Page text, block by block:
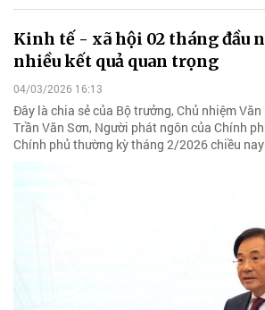
Kinh tế - xã hội 02 tháng đầu
nhiều kết quả quan trọng
04/03/2026 16:13
Đây là chia sẻ của Bộ trưởng, Chủ nhiệm
Trần Văn Sơn, Người phát ngôn của Chính
Chính phủ thường kỳ tháng 2/2026 chiều